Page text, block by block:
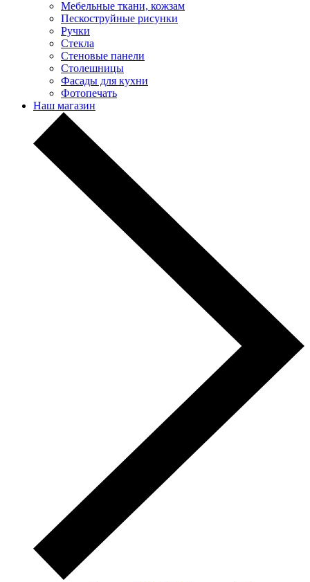
Мебельные ткани, кожзам
Пескоструйные рисунки
Ручки
Стекла
Стеновые панели
Столешницы
Фасады для кухни
Фотопечать
Наш магазин